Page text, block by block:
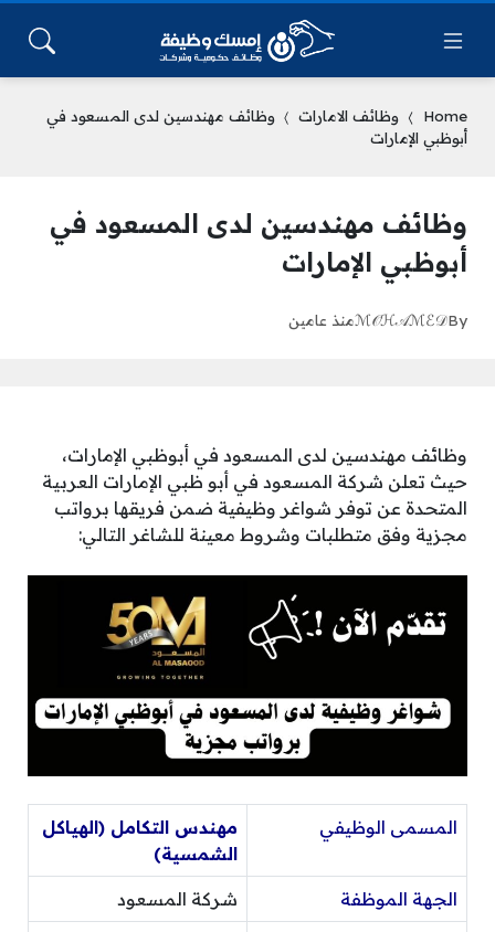
Home وظائف الامارات
وظائف مهندسين لدى المسعود في
أبوظبي الإمارات
وظائف مهندسين لدى المسعود في
أبوظبي الإمارات
By
ℳ𝒪ℋ𝒜ℳℰ𝒟منذ عامين
وظائف مهندسين لدى المسعود في أبوظبي الإمارات،
حيث تعلن شركة المسعود في أبو ظبي الإمارات العربية
المتحدة عن توفر شواغر وظيفية ضمن فريقها برواتب
مجزية وفق متطلبات وشروط معينة للشاغر التالي:
المسمى الوظيفي
مهندس التكامل (الهياكل
الشمسية)
الجهة الموظفة شركة المسعود